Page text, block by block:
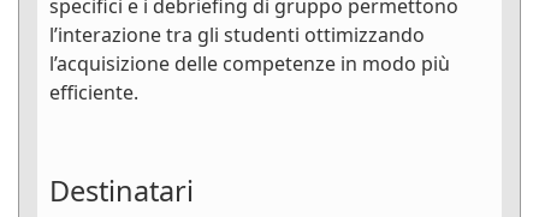
specifici e i debriefing di gruppo permettono
l’interazione tra gli studenti ottimizzando
l’acquisizione delle competenze in modo più
efficiente.
Destinatari